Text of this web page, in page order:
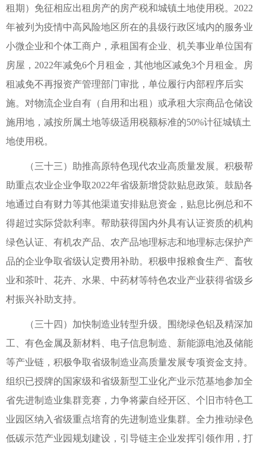
租期）免征相应出租房产的房产税和城镇土地使用税。2022
年被列为疫情中高风险地区所在的县级行政区域内的服务业
小微企业和个体工商户，承租国有企业、机关事业单位国有
房屋，2022年减免6个月租金，其他地区减免3个月租金。房
租减免不再报资产管理部门审批，单位履行内部程序后实
施。对物流企业自有（自用和出租）或承租大宗商品仓储设
施用地，减按所属土地等级适用税额标准的50%计征城镇土
地使用税。
（三十三）助推高原特色现代农业高质量发展。积极帮
助重点农业企业争取2022年省级新增贷款贴息政策。鼓励各
地通过自有财力等其他渠道安排贴息资金，贴息比例总和不
得超过实际贷款利率。帮助获得国内外具有认证资质的机构
绿色认证、有机农产品、农产品地理标志和地理标志保护产
品的企业争取省级认定费用补助。积极申报粮食生产、畜牧
业和茶叶、花卉、水果、中药材等特色农业产业获得省级乡
村振兴补助支持。
（三十四）加快制造业转型升级。围绕绿色铝及精深加
工、有色金属及新材料、电子信息制造、新能源电池及储能
等产业链，积极争取省级制造业高质量发展专项资金支持。
组织已授牌的国家级和省级新型工业化产业示范基地参加全
省先进制造业集群竞赛，力争将蒙自经开区、个旧市特色工
业园区纳入省级重点培育的先进制造业集群。全力推动绿色
低碳示范产业园规划建设，引导链主企业发挥引领作用，打